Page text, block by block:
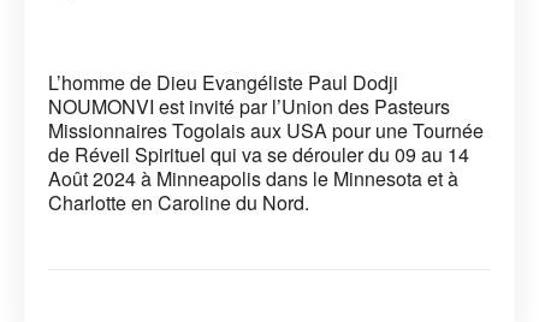
L’homme de Dieu Evangéliste Paul Dodji
NOUMONVI est invité par l’Union des Pasteurs
Missionnaires Togolais aux USA pour une Tournée
de Réveil Spirituel qui va se dérouler du 09 au 14
Août 2024 à Minneapolis dans le Minnesota et à
Charlotte en Caroline du Nord.